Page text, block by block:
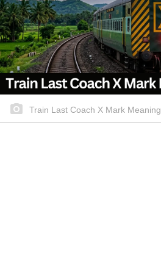
Train Last Coach X Mark Meaning